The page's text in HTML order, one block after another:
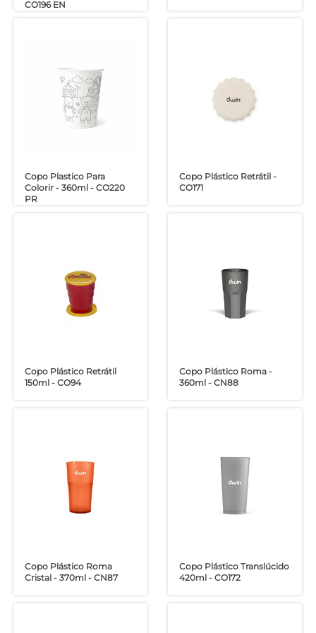
CO196 EN
Copo Plastico Para
Colorir - 360ml - CO220
PR
Copo Plástico Retrátil -
CO171
Copo Plástico Retrátil
150ml - CO94
Copo Plástico Roma -
360ml - CN88
Copo Plástico Roma
Cristal - 370ml - CN87
Copo Plástico Translúcido
420ml - CO172